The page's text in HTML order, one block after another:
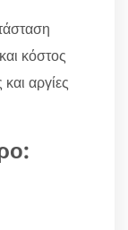
και κόστος
αργίες